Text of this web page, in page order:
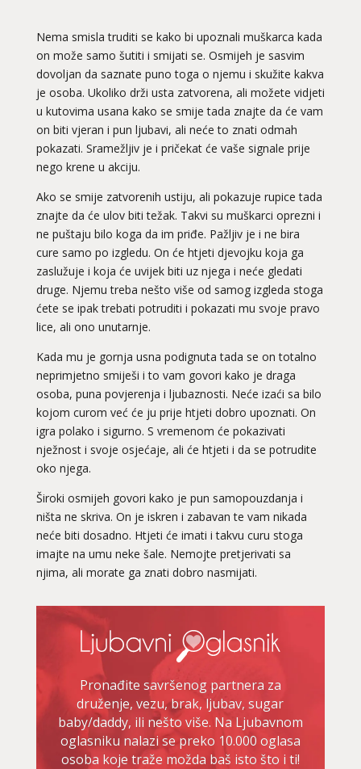
Nema smisla truditi se kako bi upoznali muškarca kada
on može samo šutiti i smijati se. Osmijeh je sasvim
dovoljan da saznate puno toga o njemu i skužite kakva
je osoba. Ukoliko drži usta zatvorena, ali možete vidjeti
u kutovima usana kako se smije tada znajte da će vam
on biti vjeran i pun ljubavi, ali neće to znati odmah
pokazati. Sramežljiv je i pričekat će vaše signale prije
nego krene u akciju.
Ako se smije zatvorenih ustiju, ali pokazuje rupice tada
znajte da će ulov biti težak. Takvi su muškarci oprezni i
ne puštaju bilo koga da im priđe. Pažljiv je i ne bira
cure samo po izgledu. On će htjeti djevojku koja ga
zaslužuje i koja će uvijek biti uz njega i neće gledati
druge. Njemu treba nešto više od samog izgleda stoga
ćete se ipak trebati potruditi i pokazati mu svoje pravo
lice, ali ono unutarnje.
Kada mu je gornja usna podignuta tada se on totalno
neprimjetno smiješi i to vam govori kako je draga
osoba, puna povjerenja i ljubaznosti. Neće izaći sa bilo
kojom curom već će ju prije htjeti dobro upoznati. On
igra polako i sigurno. S vremenom će pokazivati
nježnost i svoje osjećaje, ali će htjeti i da se potrudite
oko njega.
Široki osmijeh govori kako je pun samopouzdanja i
ništa ne skriva. On je iskren i zabavan te vam nikada
neće biti dosadno. Htjeti će imati i takvu curu stoga
imajte na umu neke šale. Nemojte pretjerivati sa
njima, ali morate ga znati dobro nasmijati.
Pronađite savršenog partnera za
druženje, vezu, brak, ljubav, sugar
baby/daddy, ili nešto više. Na Ljubavnom
oglasniku nalazi se preko 10.000 oglasa
osoba koje traže možda baš isto što i ti!